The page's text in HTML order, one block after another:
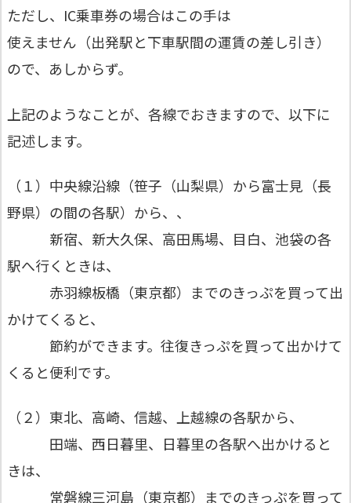
ただし、IC乗車券の場合はこの手は
使えません（出発駅と下車駅間の運賃の差し引き）
ので、あしからず。
上記のようなことが、各線でおきますので、以下に
記述します。
（１）中央線沿線（笹子（山梨県）から富士見（長
野県）の間の各駅）から、、
新宿、新大久保、高田馬場、目白、池袋の各
駅へ行くときは、
赤羽線板橋（東京都）までのきっぷを買って出
かけてくると、
節約ができます。往復きっぷを買って出かけて
くると便利です。
（２）東北、高崎、信越、上越線の各駅から、
田端、西日暮里、日暮里の各駅へ出かけると
きは、
常磐線三河島（東京都）までのきっぷを買って